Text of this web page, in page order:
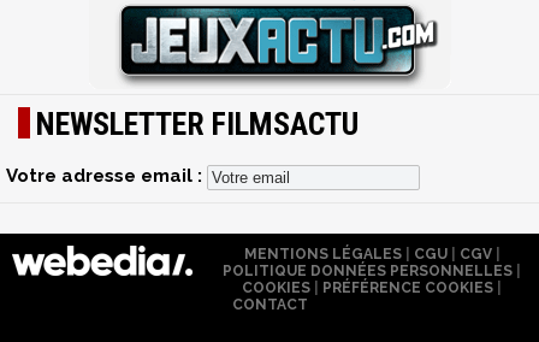
NEWSLETTER FILMSACTU
Votre adresse email :
MENTIONS LÉGALES| CGU| CGV|
POLITIQUE DONNÉES PERSONNELLES
COOKIES
PRÉFÉRENCE COOKIES
CONTACT